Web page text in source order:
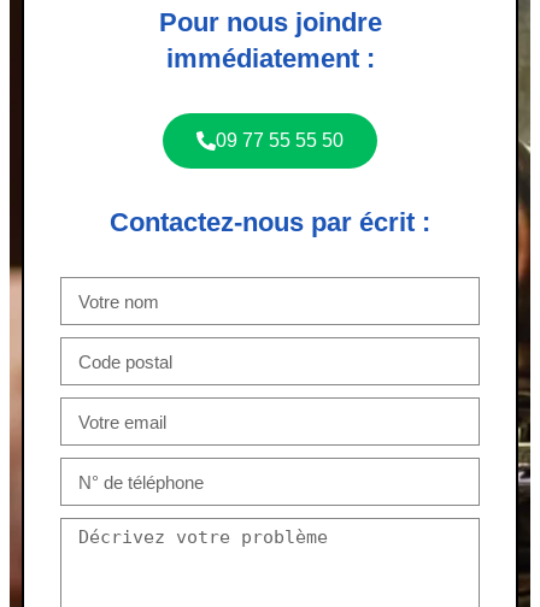
Pour nous joindre
immédiatement :
09 77 55 55 50
Contactez-nous par écrit :